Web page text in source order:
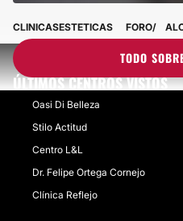
TODO
CLINICASESTETICAS FORO
ÚLTIMOS CENTROS VISTOS
Oasi Di Belleza
Stilo Actitud
Centro L&L
Dr. Felipe Ortega Cornejo
Clínica Reflejo